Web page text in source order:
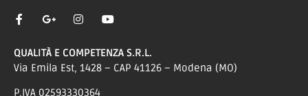
QUALITÀ E COMPETENZA S.R.L.
Via Emila Est, 1428 – CAP 41126 – Modena (MO)
P.IVA 02593330364